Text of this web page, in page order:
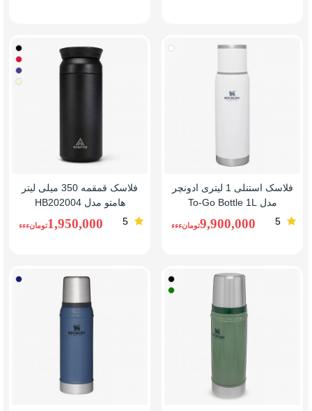
سفید
فلاسک استنلی 1 لیتری ادونچر
مدل To-Go Bottle 1L
5
9,900,000تومانءءء
آبی
کله
بژ
فلاسک قمقمه 350 میلی لیتر
هامتو مدل HB202004
5
1,950,000تومانءءء
مشکی
سبز
آبی